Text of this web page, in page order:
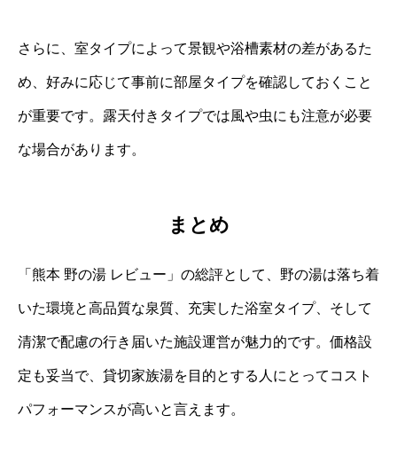
さらに、室タイプによって景観や浴槽素材の差があるた
め、好みに応じて事前に部屋タイプを確認しておくこと
が重要です。露天付きタイプでは風や虫にも注意が必要
な場合があります。
まとめ
「熊本 野の湯 レビュー」の総評として、野の湯は落ち着
いた環境と高品質な泉質、充実した浴室タイプ、そして
清潔で配慮の行き届いた施設運営が魅力的です。価格設
定も妥当で、貸切家族湯を目的とする人にとってコスト
パフォーマンスが高いと言えます。